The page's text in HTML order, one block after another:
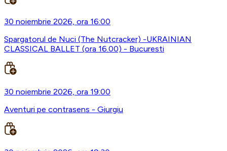
30 noiembrie 2026, ora 16:00
Spargatorul de Nuci (The Nutcracker) -UKRAINIAN
CLASSICAL BALLET (ora 16.00) - Bucuresti
30 noiembrie 2026, ora 19:00
Aventuri pe contrasens - Giurgiu